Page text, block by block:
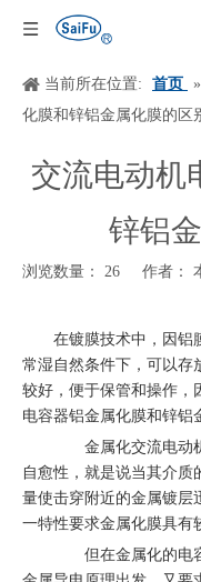
当前所在位置: 首页 »
化膜和锌铝金属化膜的区
交流电动机
锌铝
浏览数量： 26 作者：
在镀膜技术中，因铝
常湿自然条件下，可以存
较好，便于保管和操作，
电容器铝金属化膜和锌铝
金属化交流电动机
自愈性，就是说当其介
量使击穿附近的金属镀层
一特性要求金属化膜具有
但在金属化的电容